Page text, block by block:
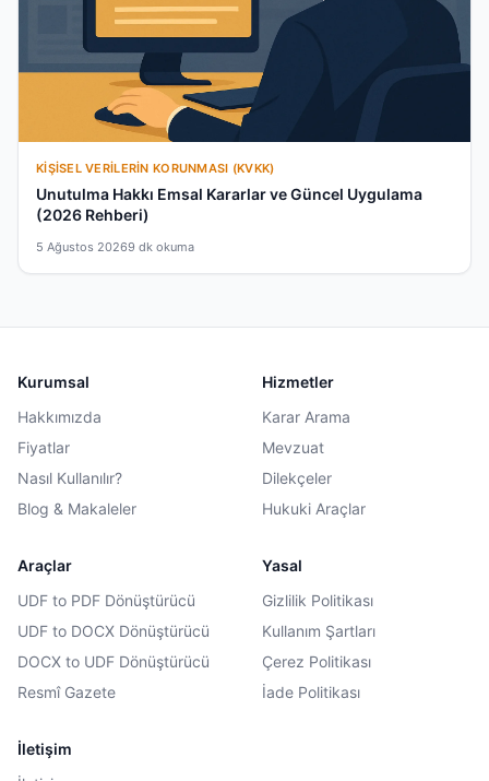
KIŞISEL VERILERIN KORUNMASI (KVKK)
Unutulma Hakkı Emsal Kararlar ve Güncel Uygulama
(2026 Rehberi)
5 Ağustos 20269 dk okuma
Kurumsal
Hakkımızda
Fiyatlar
Nasıl Kullanılır?
Blog & Makaleler
Hizmetler
Karar Arama
Mevzuat
Dilekçeler
Hukuki Araçlar
Araçlar
UDF to PDF Dönüştürücü
UDF to DOCX Dönüştürücü
DOCX to UDF Dönüştürücü
Resmî Gazete
Yasal
Gizlilik Politikası
Kullanım Şartları
Çerez Politikası
İade Politikası
İletişim